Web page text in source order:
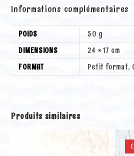
Informations complémentaires
POIDS
50 g
DIMENSIONS
24 × 17 cm
FORMAT
Petit format,
Produits similaires